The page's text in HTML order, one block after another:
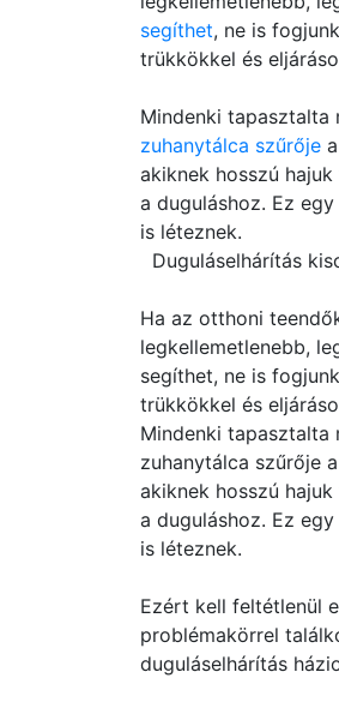
segíthet, ne is
trükkökkel és
Mindenki tapasztalta
zuhanytálca szűrője
akiknek hosszú
a duguláshoz. Ez
is léteznek.
Duguláselhárítás
Ha az otthoni
legkellemetlenebb,
segíthet, ne is
trükkökkel és
Mindenki tapasztalta
zuhanytálca szűrője
akiknek hosszú
a duguláshoz. Ez
is léteznek.
Ezért kell feltétlenül
problémakörrel
duguláselhárítás